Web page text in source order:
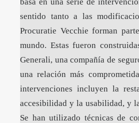
sentido tanto a las
Procuratie Vecchie forman
mundo. Estas fueron
Generali, una compañía de
una relación más
intervenciones incluyen la
accesibilidad y la usabilidad, y
Se han utilizado técnicas de